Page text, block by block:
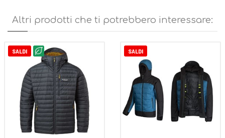
una con zip e una ad apertura rapida, con bordino elastico e velcro di
chiusura, per riporre guanti, berretta o pelli di foca.
Caratteristiche tecniche:
•1 tasca a petto con zip
•ampia tasca a petto in tessuto, con bordo elastico.
Altri prodotti che ti potrebbero interessare:
SALDI SALDI